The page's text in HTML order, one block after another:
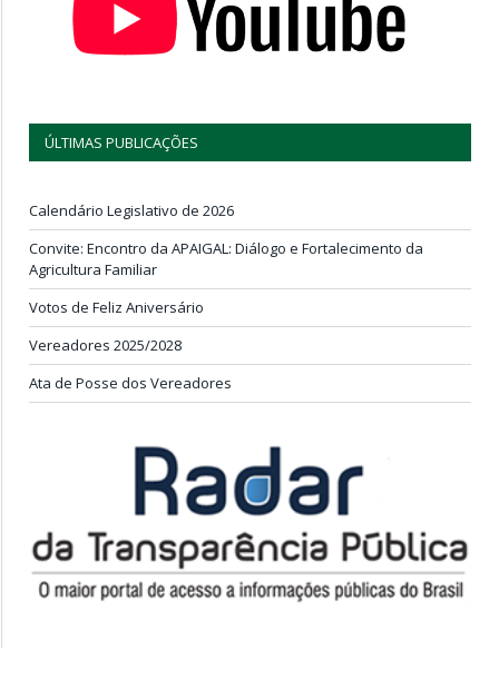
ÚLTIMAS PUBLICAÇÕES
Calendário Legislativo de 2026
Convite: Encontro da APAIGAL: Diálogo e Fortalecimento da
Agricultura Familiar
Votos de Feliz Aniversário
Vereadores 2025/2028
Ata de Posse dos Vereadores